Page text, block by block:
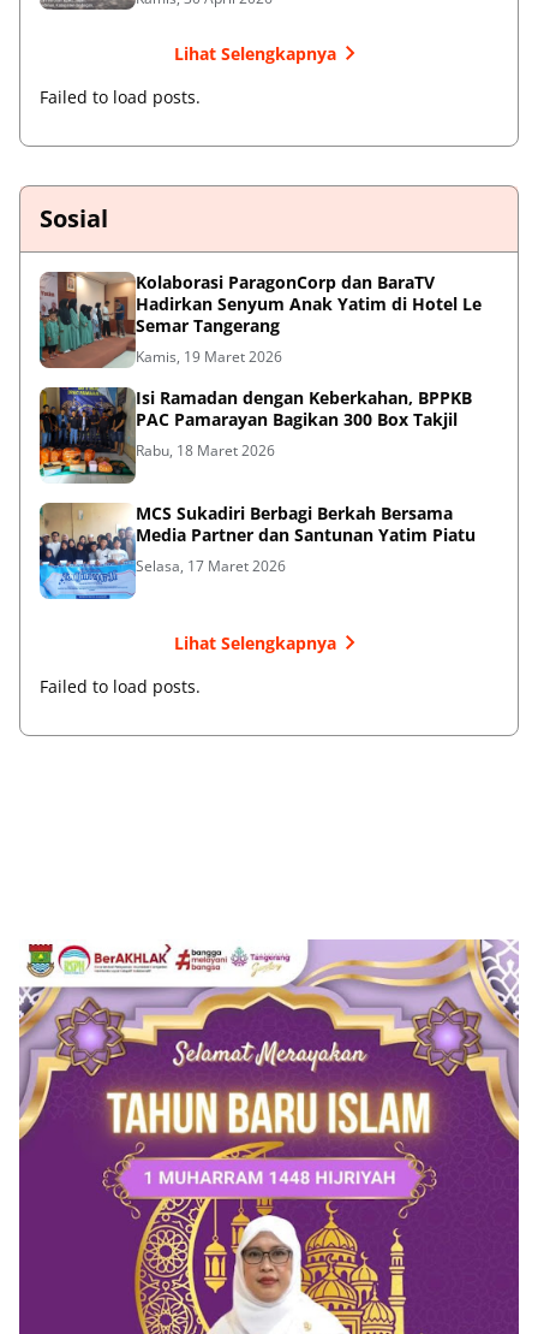
Lihat Selengkapnya
Failed to load posts.
Sosial
Kolaborasi ParagonCorp dan BaraTV
Hadirkan Senyum Anak Yatim di Hotel Le
Semar Tangerang
Kamis, 19 Maret 2026
Isi Ramadan dengan Keberkahan, BPPKB
PAC Pamarayan Bagikan 300 Box Takjil
Rabu, 18 Maret 2026
MCS Sukadiri Berbagi Berkah Bersama
Media Partner dan Santunan Yatim Piatu
Selasa, 17 Maret 2026
Lihat Selengkapnya
Failed to load posts.